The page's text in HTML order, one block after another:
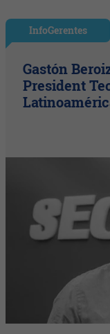
InfoGerentes
Gastón
President